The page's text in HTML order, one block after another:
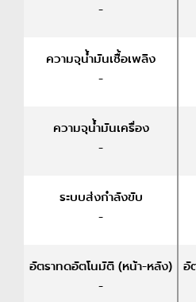
-
ความจุน้ำมันเชื้อเพลิง
-
ความจุน้ำมันเครื่อง
-
ระบบส่งกำลังขับ
-
อัตราทดอัตโนมัติ (หน้า-หลัง)
-
อั